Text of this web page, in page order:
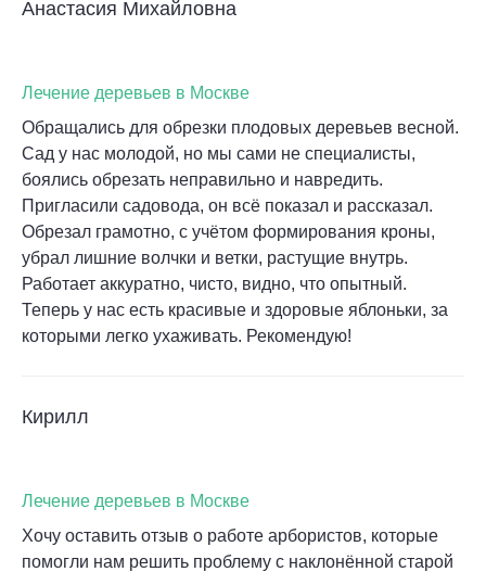
Анастасия Михайловна
Лечение деревьев в Москве
Обращались для обрезки плодовых деревьев весной.
Сад у нас молодой, но мы сами не специалисты,
боялись обрезать неправильно и навредить.
Пригласили садовода, он всё показал и рассказал.
Обрезал грамотно, с учётом формирования кроны,
убрал лишние волчки и ветки, растущие внутрь.
Работает аккуратно, чисто, видно, что опытный.
Теперь у нас есть красивые и здоровые яблоньки, за
которыми легко ухаживать. Рекомендую!
Кирилл
Лечение деревьев в Москве
Хочу оставить отзыв о работе арбористов, которые
помогли нам решить проблему с наклонённой старой